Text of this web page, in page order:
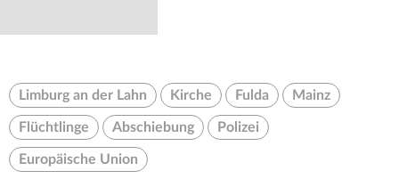
Limburg an der Lahn Kirche Fulda Mainz
Flüchtlinge Abschiebung Polizei
Europäische Union